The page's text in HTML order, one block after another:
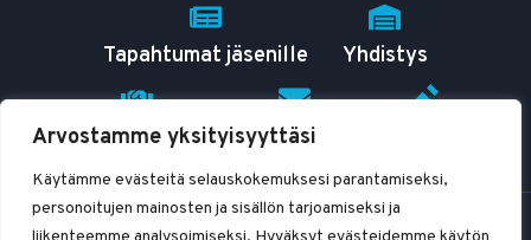
Arvostamme yksityisyyttäsi
Käytämme evästeitä selauskokemuksesi parantamiseksi,
personoitujen mainosten ja sisällön tarjoamiseksi ja
Tapahtumat jäsenille Yhdistys
RSO tutuksi Yhteystiedot
© 2026 RSOn ystävät ry